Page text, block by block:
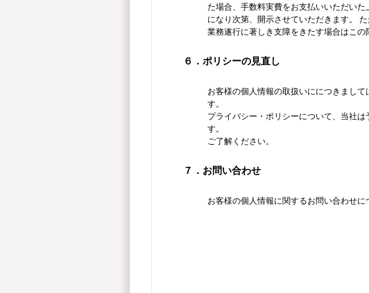
た場合、手数料実費をお支払いいただい
になり次第、開示させていただきます。
業務遂行に著しき支障をきたす場合はこの
６．ポリシーの見直し
お客様の個人情報の取扱いににつきまし
す。
プライバシー・ポリシーについて、当社
す。
ご了解ください。
７．お問い合わせ
お客様の個人情報に関するお問い合わせに